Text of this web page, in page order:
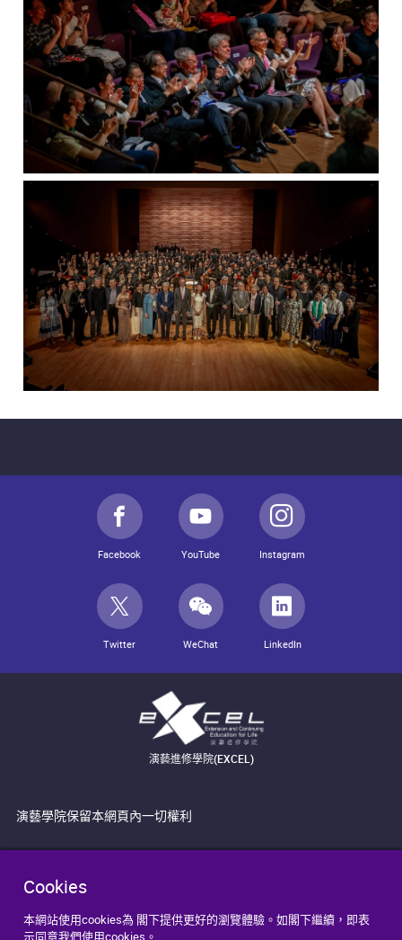
Cookies
本網站使用cookies為 閣下提供更好的瀏覽體驗。如閣下繼續，即表
示同意我們使用cookies。
Facebook YouTube Instagram
Twitter WeChat LinkedIn
演藝進修學院(EXCEL)
演藝學院保留本網頁內一切權利